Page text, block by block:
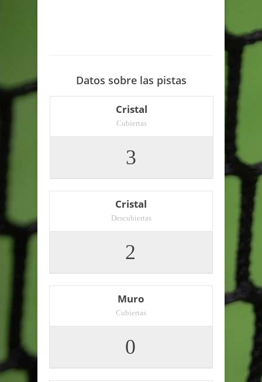
Datos sobre las pistas
Cristal
Cubiertas
3
Cristal
Descubiertas
2
Muro
Cubiertas
0